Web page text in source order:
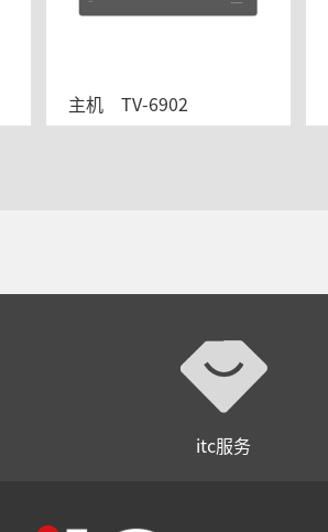
主机    TV-6902
itc服务